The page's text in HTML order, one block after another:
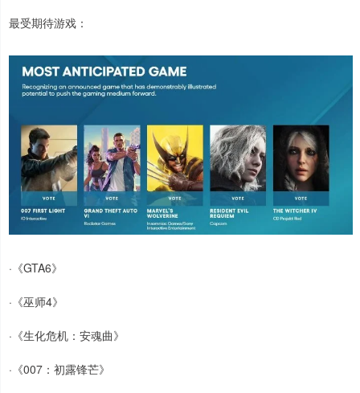
最受期待游戏：
·《GTA6》
·《巫师4》
·《生化危机：安魂曲》
·《007：初露锋芒》